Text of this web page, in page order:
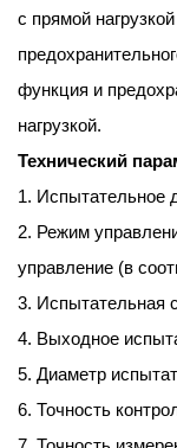
с прямой
функция и
нагрузкой.
Технический
1. Испытательное
2. Режим
управление (в
3. Испытательная
4. Выходное
5. Диаметр
6. Точность